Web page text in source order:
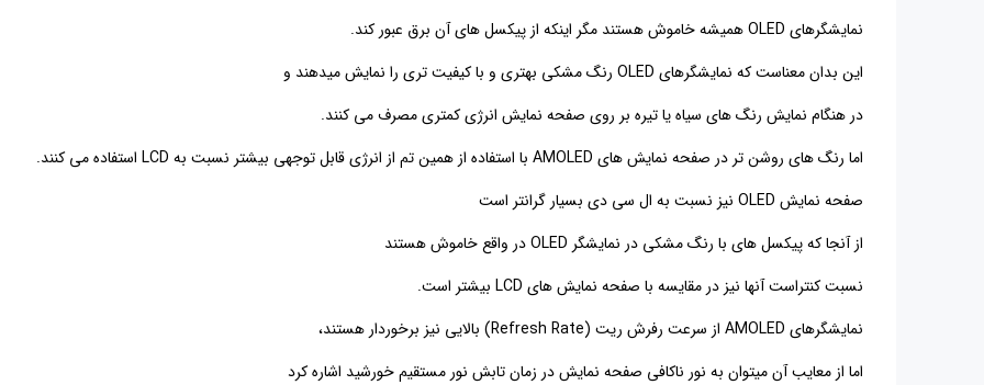
نمایشگرهای OLEDهمیشه خاموش هستند مگر اینکه از پیکسل های آن برق عبور کند.
این بدان معناست که نمایشگرهای OLED رنگ مشکی بهتری و با کیفیت تری را نمایش میدهند و
در هنگام نمایش رنگ های سیاه یا تیره بر روی صفحه نمایش انرژی کمتری مصرف می کنند.
اما رنگ های روشن تر در صفحه نمایش های AMOLED با استفاده از همین تم از انرژی قابل توجهی بیشتر نسبت به LCD استفاده می کنند.
صفحه نمایش OLED نیز نسبت به ال سی دی بسیار گرانتر است
از آنجا که پیکسل های با رنگ مشکی در نمایشگر OLEDدر واقع خاموش هستند
نسبت کنتراست آنها نیز در مقایسه با صفحه نمایش های LCD بیشتر است.
نمایشگرهای AMOLED از سرعت رفرش ریت (Refresh Rate) بالایی نیز برخوردار هستند،
اما از معایب آن میتوان به نور ناکافی صفحه نمایش در زمان تابش نور مستقیم خورشید اشاره کرد